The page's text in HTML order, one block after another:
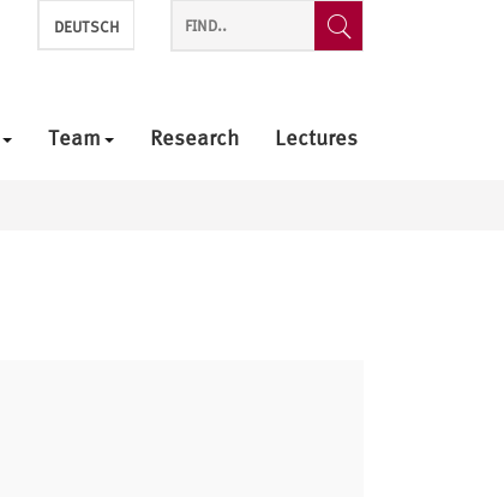
DEUTSCH
Team Research Lectures